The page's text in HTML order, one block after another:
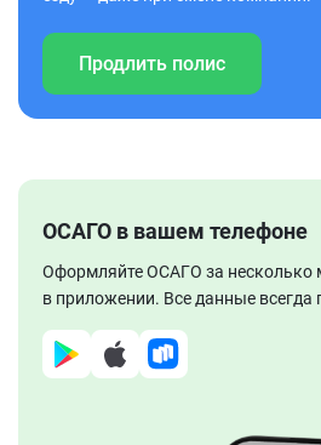
Продлить полис
ОСАГО в вашем телефоне
Оформляйте ОСАГО за несколько
в приложении. Все данные всегда